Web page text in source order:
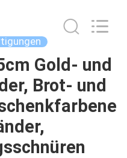
Gold- und
Brot- und